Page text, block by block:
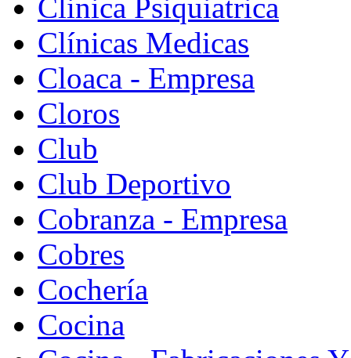
Clinica Psiquiatrica
Clínicas Medicas
Cloaca - Empresa
Cloros
Club
Club Deportivo
Cobranza - Empresa
Cobres
Cochería
Cocina